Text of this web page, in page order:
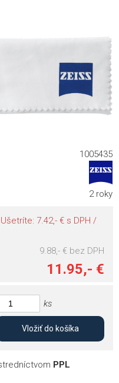
1005435
2 roky
Ušetríte: 7.42,- € s DPH /
9.88,- € bez DPH
11.95,- €
ks
Vložiť do košíka
PPL